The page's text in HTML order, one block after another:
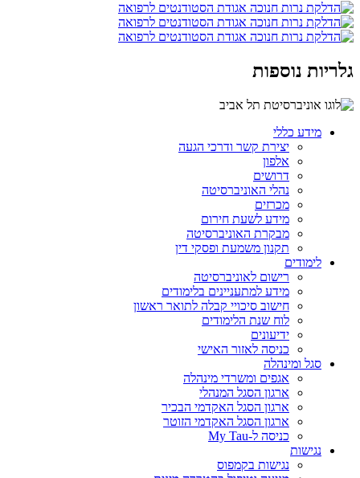
גלריות נוספות
מידע כללי
יצירת קשר ודרכי הגעה
אלפון
דרושים
נהלי האוניברסיטה
מכרזים
מידע לשעת חירום
מבקרת האוניברסיטה
תקנון משמעת ופסקי דין
לימודים
רישום לאוניברסיטה
מידע למתעניינים בלימודים
חישוב סיכויי קבלה לתואר ראשון
לוח שנת הלימודים
ידיעונים
כניסה לאזור האישי
סגל ומינהלה
אגפים ומשרדי מינהלה
ארגון הסגל המנהלי
ארגון הסגל האקדמי הבכיר
ארגון הסגל האקדמי הזוטר
כניסה ל-My Tau
נגישות
נגישות בקמפוס